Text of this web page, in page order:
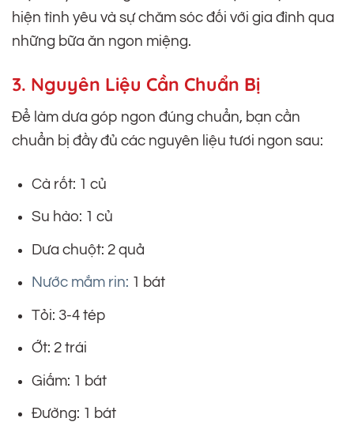
hiện tình yêu và sự chăm sóc đối với gia đình qua
những bữa ăn ngon miệng.
3. Nguyên Liệu Cần Chuẩn Bị
Để làm dưa góp ngon đúng chuẩn, bạn cần
chuẩn bị đầy đủ các nguyên liệu tươi ngon sau:
Cà rốt: 1 củ
Su hào: 1 củ
Dưa chuột: 2 quả
Nước mắm rin: 1 bát
Tỏi: 3-4 tép
Ớt: 2 trái
Giấm: 1 bát
Đường: 1 bát